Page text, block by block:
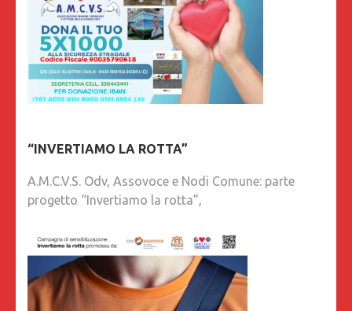
“INVERTIAMO LA ROTTA”
A.M.C.V.S. Odv, Assovoce e Nodi Comune: parte
progetto “Invertiamo la rotta”,